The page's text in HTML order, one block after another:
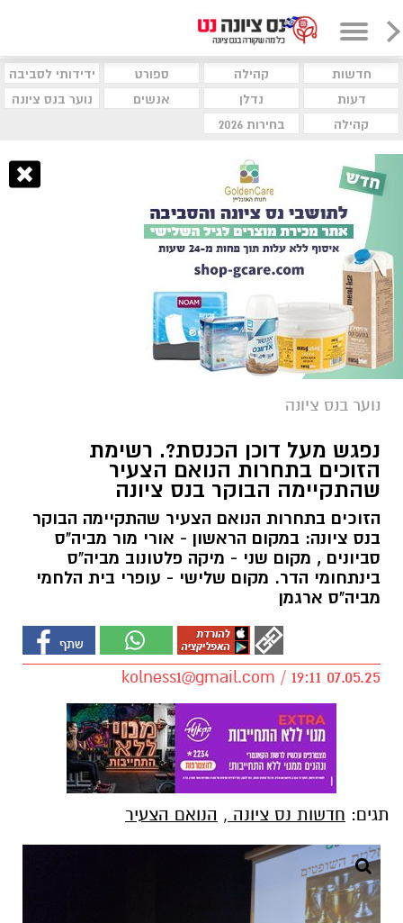
חדשות קהילה ספורט
ידידותי לסביבה
דעות
נדלן אנשים
נוער בנס ציונה
קהילה
בחירות 2026
נוער בנס ציונה
נפגש מעל דוכן הכנסת?. רשימת
הזוכים בתחרות הנואם הצעיר
שהתקיימה הבוקר בנס ציונה
הזוכים בתחרות הנואם הצעיר שהתקיימה הבוקר
בנס ציונה: במקום הראשון - אורי מור מביה"ס
סביונים , מקום שני - מיקה פלטונוב מביה"ס
בינתחומי הדר. מקום שלישי - עופרי בית הלחמי
מביה"ס ארגמן
kolness1@gmail.com / 19:11 07.05.25
תגים: חדשות נס ציונה , הנואם הצעיר